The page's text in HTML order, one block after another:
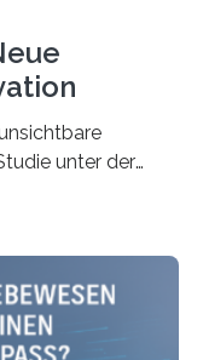
unter der
Bremen –
und den globalen
Earth